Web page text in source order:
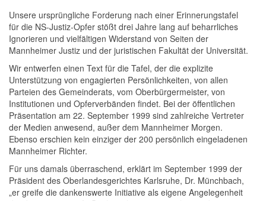
Unsere ursprüngliche Forderung nach einer Erinnerungstafel
für die NS-Justiz-Opfer stößt drei Jahre lang auf beharrliches
Ignorieren und vielfältigen Widerstand von Seiten der
Mannheimer Justiz und der juristischen Fakultät der Universität.
Wir entwerfen einen Text für die Tafel, der die explizite
Unterstützung von engagierten Persönlichkeiten, von allen
Parteien des Gemeinderats, vom Oberbürgermeister, von
Institutionen und Opferverbänden findet. Bei der öffentlichen
Präsentation am 22. September 1999 sind zahlreiche Vertreter
der Medien anwesend, außer dem Mannheimer Morgen.
Ebenso erschien kein einziger der 200 persönlich eingeladenen
Mannheimer Richter.
Für uns damals überraschend, erklärt im September 1999 der
Präsident des Oberlandesgerichtes Karlsruhe, Dr. Münchbach,
„er greife die dankenswerte Initiative als eigene Angelegenheit